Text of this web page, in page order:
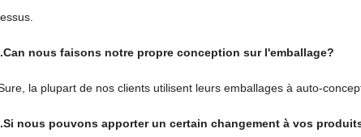
nous faisons notre propre conception sur l'emballage?
la plupart de nos clients utilisent leurs emballages à auto-
nous pouvons apporter un certain changement à vos